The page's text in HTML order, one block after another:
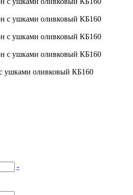
ушками оливковый КБ160
-